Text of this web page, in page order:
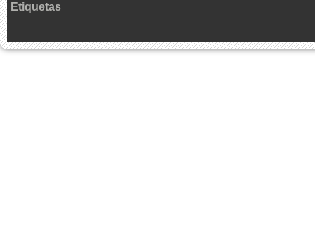
Etiquetas